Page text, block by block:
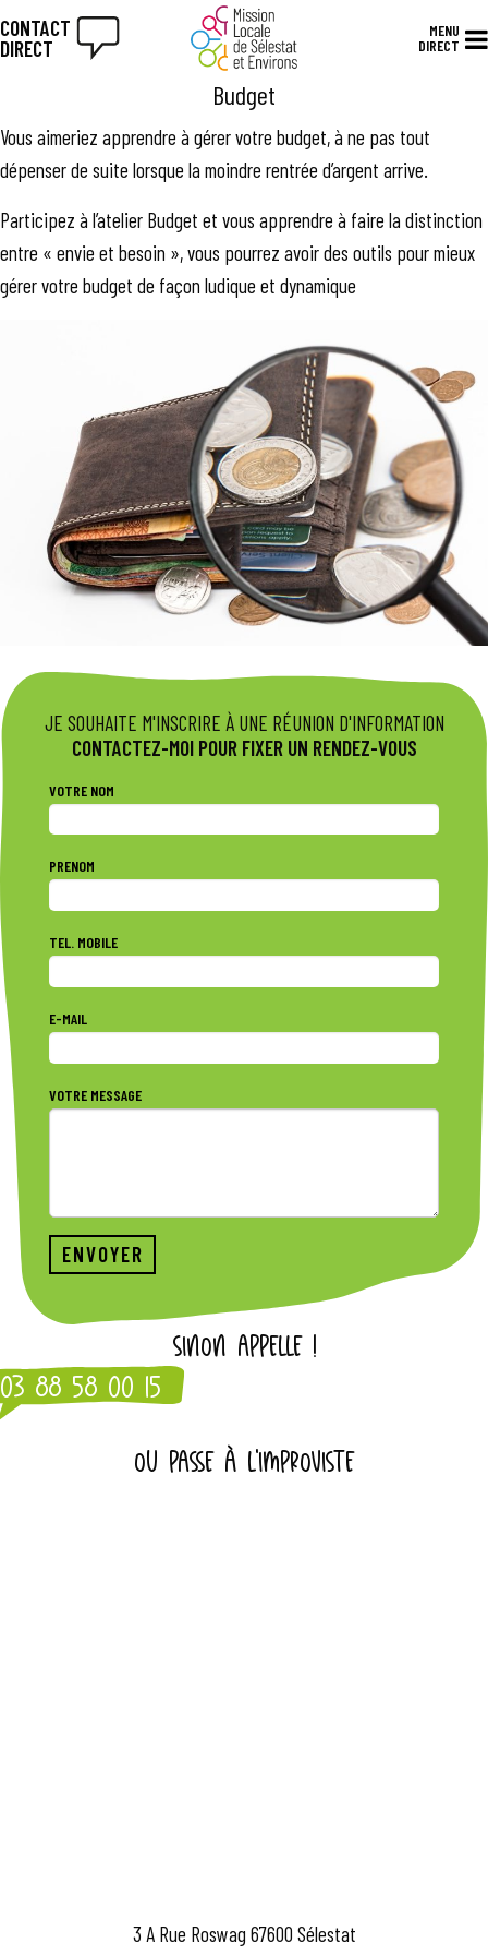
CONTACT
DIRECT
MENU
DIRECT
Budget
Vous aimeriez apprendre à gérer votre budget, à ne pas tout
dépenser de suite lorsque la moindre rentrée d’argent arrive.
Participez à l’atelier Budget et vous apprendre à faire la distinction
entre « envie et besoin », vous pourrez avoir des outils pour mieux
gérer votre budget de façon ludique et dynamique
JE SOUHAITE M'INSCRIRE À UNE RÉUNION D'INFORMATION
CONTACTEZ-MOI POUR FIXER UN RENDEZ-VOUS
VOTRE NOM
PRENOM
TEL. MOBILE
E-MAIL
VOTRE MESSAGE
SINON APPELLE !
03 88 58 00 15
OU PASSE À L'IMPROVISTE
3 A Rue Roswag 67600 Sélestat